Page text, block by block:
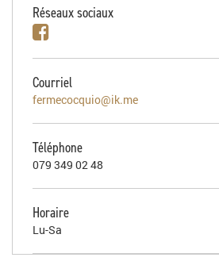
Réseaux sociaux
Courriel
fermecocquio@ik.me
Téléphone
079 349 02 48
Horaire
Lu-Sa